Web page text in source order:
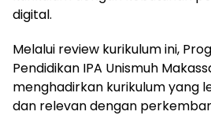
digital.
Melalui review kurikulum ini,
Pendidikan IPA Unismuh
menghadirkan kurikulum yang
dan relevan dengan